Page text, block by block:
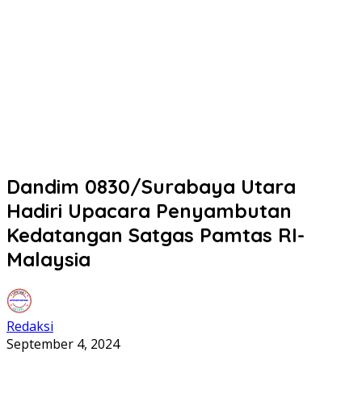
Dandim 0830/Surabaya Utara
Hadiri Upacara Penyambutan
Kedatangan Satgas Pamtas RI-
Malaysia
Redaksi
September 4, 2024